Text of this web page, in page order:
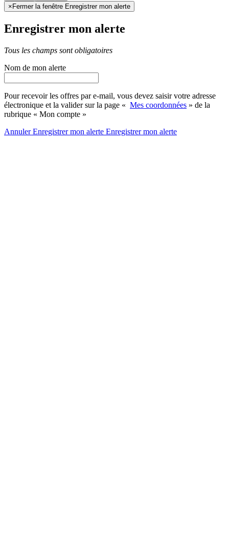
× Fermer la fenêtre Enregistrer mon alerte
Enregistrer mon alerte
Tous les champs sont obligatoires
Nom de mon alerte
Pour recevoir les offres par e-mail, vous devez saisir votre adresse
électronique et la valider sur la page « Mes coordonnées » de la
rubrique « Mon compte »
AnnulerEnregistrer mon alerte Enregistrermon alerte